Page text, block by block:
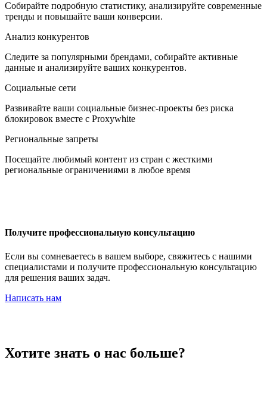
Индонезия
Иран
Собирайте подробную статистику, анализируйте современные
тренды и повышайте ваши конверсии.
Анализ конкурентов
Следите за популярными брендами, собирайте активные
данные и анализируйте ваших конкурентов.
Социальные сети
Развивайте ваши социальные бизнес-проекты без риска
блокировок вместе с Proxywhite
Региональные запреты
Посещайте любимый контент из стран с жесткими
региональные ограничениями в любое время
Получите профессиональную консультацию
Если вы сомневаетесь в вашем выборе, свяжитесь с нашими
специалистами и получите профессиональную консультацию
для решения ваших задач.
Написать нам
Хотите знать о нас больше?